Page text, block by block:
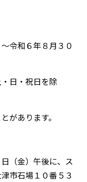
令和６年８月３０
日・祝日を除
があります。
（金）午後に、ス
市石場１０番５３